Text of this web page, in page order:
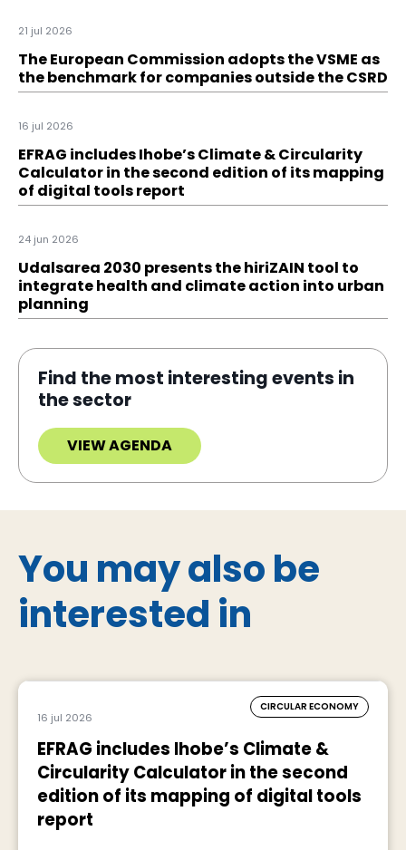
21 jul 2026
The European Commission adopts the VSME as
the benchmark for companies outside the CSRD
16 jul 2026
EFRAG includes Ihobe’s Climate & Circularity
Calculator in the second edition of its mapping
of digital tools report
24 jun 2026
Udalsarea 2030 presents the hiriZAIN tool to
integrate health and climate action into urban
planning
Find the most interesting events in
the sector
VIEW AGENDA
You may also be
interested in
16 jul 2026
CIRCULAR ECONOMY
EFRAG includes Ihobe’s Climate &
Circularity Calculator in the second
edition of its mapping of digital tools
report